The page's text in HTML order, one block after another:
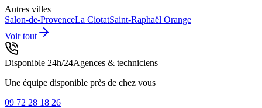
Autres villes
Salon-de-ProvenceLa CiotatSaint-Raphaël Orange
Voir tout
Disponible 24h/24Agences & techniciens
Une équipe disponible près de chez vous
09 72 28 18 26